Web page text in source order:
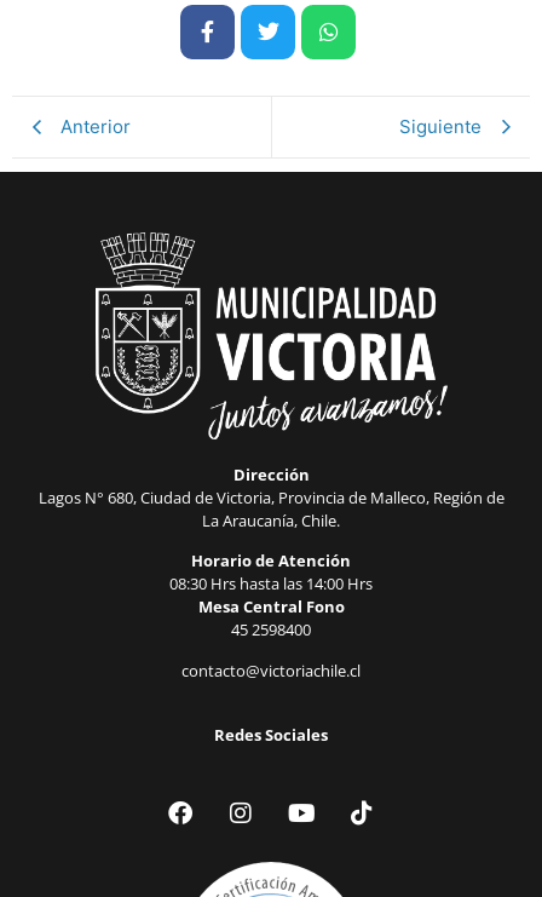
Anterior Siguiente
Dirección
Lagos N° 680, Ciudad de Victoria, Provincia de Malleco, Región de
La Araucanía, Chile.
Horario de Atención
08:30 Hrs hasta las 14:00 Hrs
Mesa Central Fono
45 2598400
contacto@victoriachile.cl
Redes Sociales